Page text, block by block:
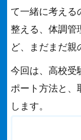
て一緒に考える
整える、体調管
ど、まだまだ親
今回は、高校受
ポート方法と、
します。